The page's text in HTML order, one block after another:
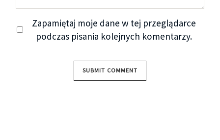
Zapamiętaj moje dane w tej przeglądarce
podczas pisania kolejnych komentarzy.